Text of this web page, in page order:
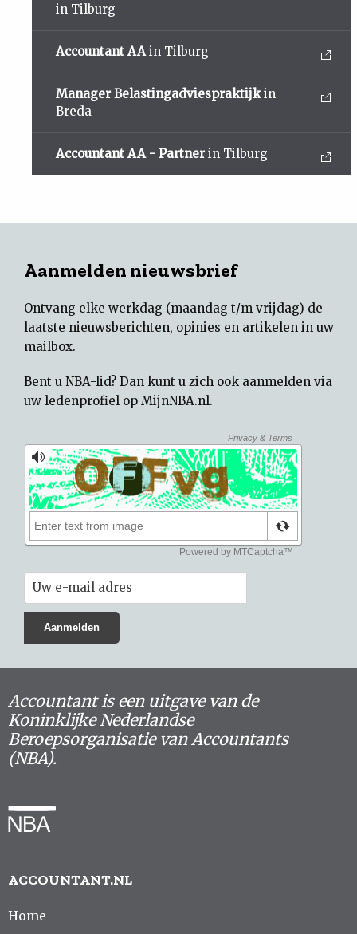
in Tilburg
Accountant AA in Tilburg
Manager Belastingadviespraktijkin
Breda
Accountant AA - Partner in Tilburg
Aanmelden nieuwsbrief
Ontvang elke werkdag (maandag t/m vrijdag) de
laatste nieuwsberichten, opinies en artikelen in uw
mailbox.
Bent u NBA-lid? Dan kunt u zich ook aanmelden via
uw ledenprofiel op MijnNBA.nl.
Accountant is een uitgave van de
Koninklijke Nederlandse
Beroepsorganisatie van Accountants
(NBA).
ACCOUNTANT.NL
Home